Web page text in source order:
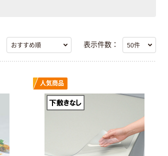
表示件数：
人気商品